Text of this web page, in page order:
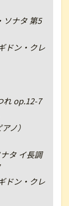
ソナタ 第5
ドン・クレ
れ op.12-7
ノ）
タ イ長調
ドン・クレ